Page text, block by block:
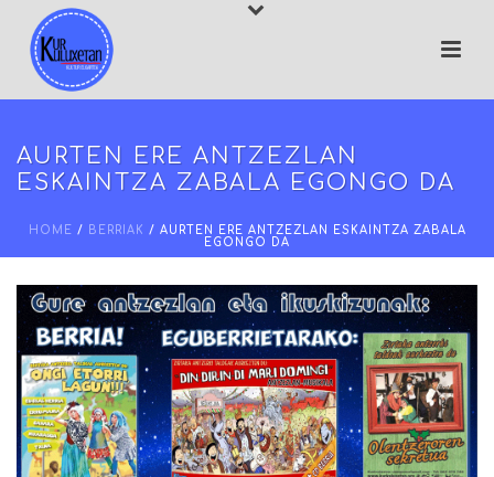
AURTEN ERE ANTZEZLAN
ESKAINTZA ZABALA EGONGO DA
HOME / BERRIAK / AURTEN ERE ANTZEZLAN ESKAINTZA ZABALA
EGONGO DA